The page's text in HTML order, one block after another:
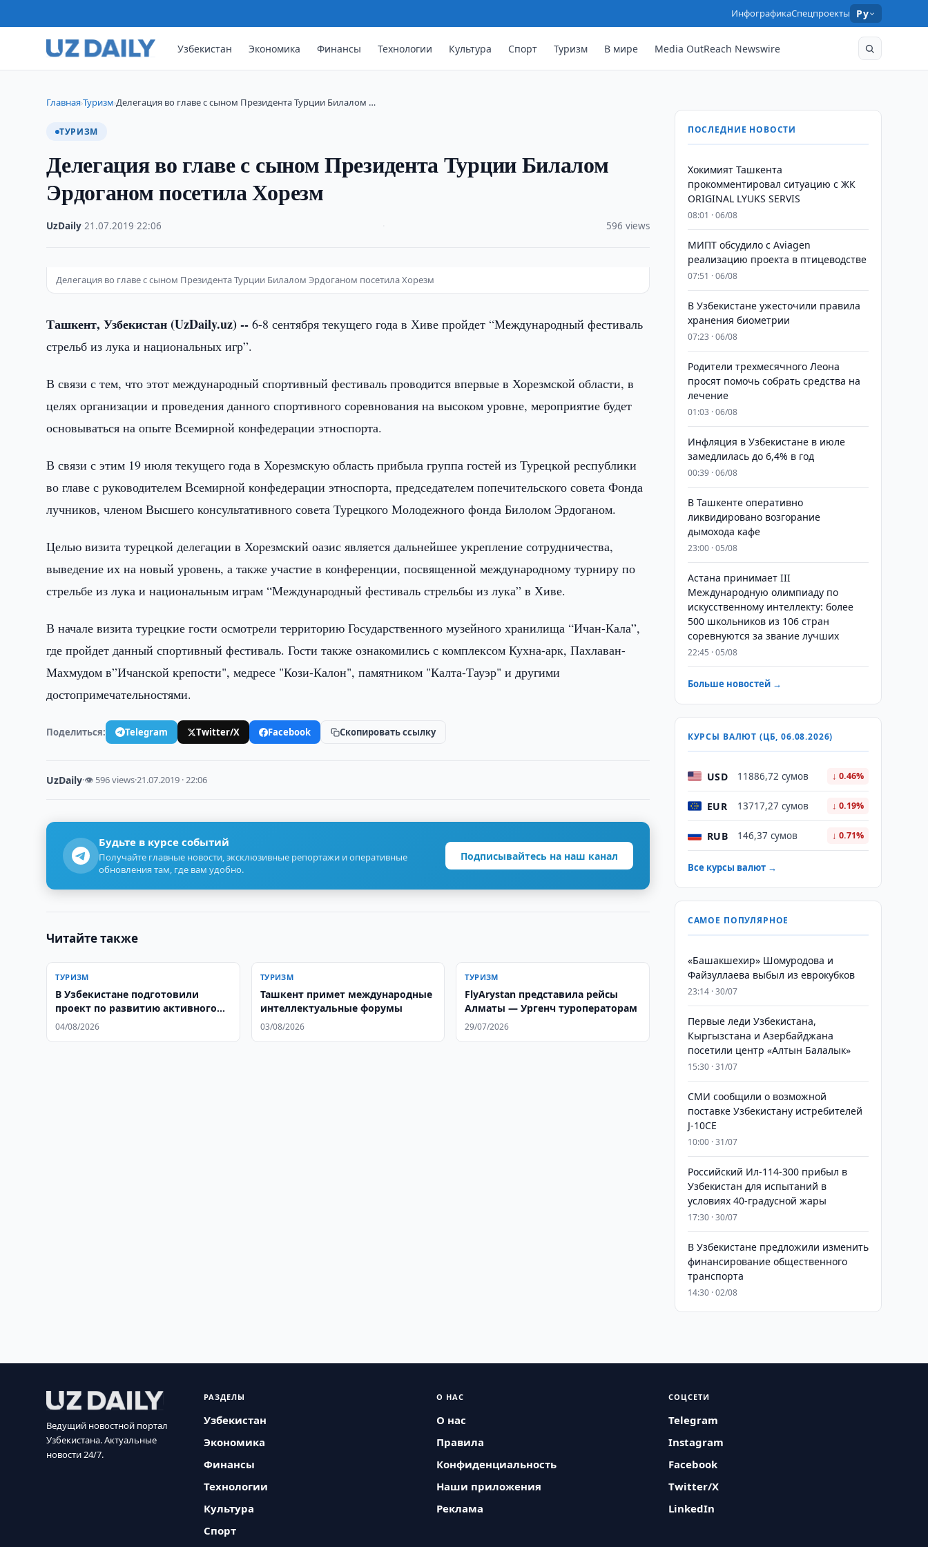
ИнфографикаСпецпроекты Ру
Узбекистан Экономика Финансы Технологии Культура Спорт Туризм В мире Media OutReach Newswire
Главная›Туризм›Делегация во главе с сыном Президента Турции Билалом …
ТУРИЗМ
Делегация во главе с сыном Президента Турции Билалом
Эрдоганом посетила Хорезм
UzDaily ·21.07.2019 ·22:06 596 views
Делегация во главе с сыном Президента Турции Билалом Эрдоганом посетила Хорезм
Ташкент, Узбекистан (UzDaily.uz) --6-8 сентября текущего года в Хиве пройдет “Международный фестиваль
стрельб из лука и национальных игр”.
В связи с тем, что этот международный спортивный фестиваль проводится впервые в Хорезмской области, в
целях организации и проведения данного спортивного соревнования на высоком уровне, мероприятие будет
основываться на опыте Всемирной конфедерации этноспорта.
В связи с этим 19 июля текущего года в Хорезмскую область прибыла группа гостей из Турецкой республики
во главе с руководителем Всемирной конфедерации этноспорта, председателем попечительского совета Фонда
лучников, членом Высшего консультативного совета Турецкого Молодежного фонда Билолом Эрдоганом.
Целью визита турецкой делегации в Хорезмский оазис является дальнейшее укрепление сотрудничества,
выведение их на новый уровень, а также участие в конференции, посвященной международному турниру по
стрельбе из лука и национальным играм “Международный фестиваль стрельбы из лука” в Хиве.
В начале визита турецкие гости осмотрели территорию Государственного музейного хранилища “Ичан-Кала”,
где пройдет данный спортивный фестиваль. Гости также ознакомились с комплексом Кухна-арк, Пахлаван-
Махмудом в”Ичанской крепости", медресе "Кози-Калон", памятником "Калта-Тауэр" и другими
достопримечательностями.
Поделиться: Telegram Twitter/X Facebook Скопировать ссылку
UzDaily·👁 596 views·21.07.2019 · 22:06
Будьте в курсе событий
Получайте главные новости, эксклюзивные репортажи и оперативные
обновления там, где вам удобно.
Подписывайтесь на наш канал
Читайте также
ТУРИЗМ
В Узбекистане подготовили
проект по развитию активного
туризма
04/08/2026
ТУРИЗМ
Ташкент примет международные
интеллектуальные форумы
03/08/2026
ТУРИЗМ
FlyArystan представила рейсы
Алматы — Ургенч туроператорам
29/07/2026
ПОСЛЕДНИЕ НОВОСТИ
Хокимият Ташкента
прокомментировал ситуацию с ЖК
ORIGINAL LYUKS SERVIS
08:01 · 06/08
МИПТ обсудило с Aviagen
реализацию проекта в птицеводстве
07:51 · 06/08
В Узбекистане ужесточили правила
хранения биометрии
07:23 · 06/08
Родители трехмесячного Леона
просят помочь собрать средства на
лечение
01:03 · 06/08
Инфляция в Узбекистане в июле
замедлилась до 6,4% в год
00:39 · 06/08
В Ташкенте оперативно
ликвидировано возгорание
дымохода кафе
23:00 · 05/08
Астана принимает III
Международную олимпиаду по
искусственному интеллекту: более
500 школьников из 106 стран
соревнуются за звание лучших
22:45 · 05/08
Больше новостей →
КУРСЫ ВАЛЮТ (ЦБ, 06.08.2026)
USD 11886,72 сумов ↓ 0.46%
EUR 13717,27 сумов ↓ 0.19%
RUB 146,37 сумов ↓ 0.71%
Все курсы валют →
САМОЕ ПОПУЛЯРНОЕ
«Башакшехир» Шомуродова и
Файзуллаева выбыл из еврокубков
23:14 · 30/07
Первые леди Узбекистана,
Кыргызстана и Азербайджана
посетили центр «Алтын Балалык»
15:30 · 31/07
СМИ сообщили о возможной
поставке Узбекистану истребителей
J-10CE
10:00 · 31/07
Российский Ил-114-300 прибыл в
Узбекистан для испытаний в
условиях 40-градусной жары
17:30 · 30/07
В Узбекистане предложили изменить
финансирование общественного
транспорта
14:30 · 02/08
Ведущий новостной портал
Узбекистана. Актуальные
новости 24/7.
РАЗДЕЛЫ
Узбекистан
Экономика
Финансы
Технологии
Культура
Спорт
О НАС
О нас
Правила
Конфиденциальность
Наши приложения
Реклама
СОЦСЕТИ
Telegram
Instagram
Facebook
Twitter/X
LinkedIn